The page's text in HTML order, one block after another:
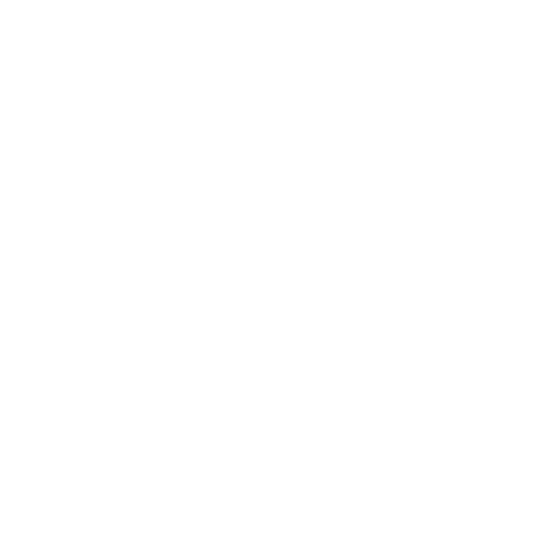
de mensen in
in een
vrijwilligers doen
ons heen
dan helpen
op
het Malieveld.
twee
ook voor
dat we onwijs
laten we ook